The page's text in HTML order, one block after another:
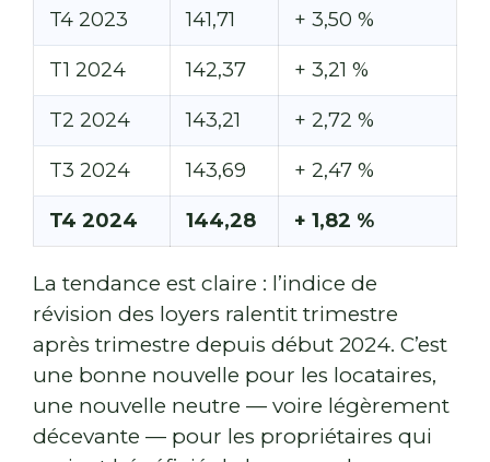
T4 2023 141,71 + 3,50 %
T1 2024 142,37 + 3,21 %
T2 2024 143,21 + 2,72 %
T3 2024 143,69 + 2,47 %
T4 2024 144,28 + 1,82 %
La tendance est claire : l’indice de
révision des loyers ralentit trimestre
après trimestre depuis début 2024. C’est
une bonne nouvelle pour les locataires,
une nouvelle neutre — voire légèrement
décevante — pour les propriétaires qui